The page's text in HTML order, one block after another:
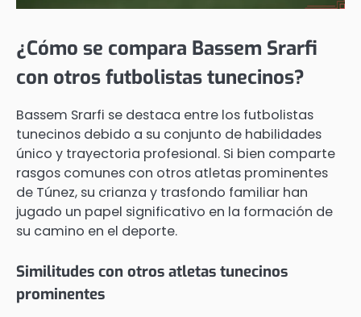
¿Cómo se compara Bassem Srarfi
con otros futbolistas tunecinos?
Bassem Srarfi se destaca entre los futbolistas
tunecinos debido a su conjunto de habilidades
único y trayectoria profesional. Si bien comparte
rasgos comunes con otros atletas prominentes
de Túnez, su crianza y trasfondo familiar han
jugado un papel significativo en la formación de
su camino en el deporte.
Similitudes con otros atletas tunecinos
prominentes